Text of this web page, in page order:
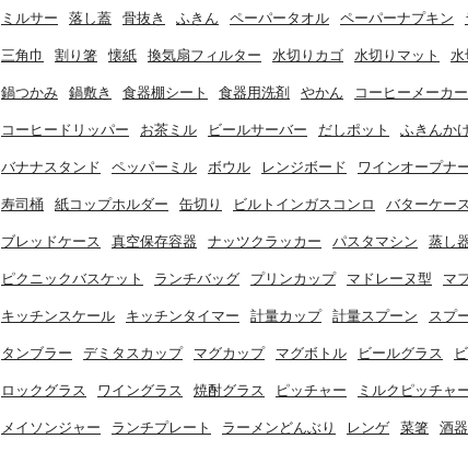
ミルサー 落し蓋 骨抜き ふきん ペーパータオル ペーパーナプキン
三角巾 割り箸 懐紙 換気扇フィルター 水切りカゴ 水切りマット 水
鍋つかみ 鍋敷き 食器棚シート 食器用洗剤 やかん コーヒーメーカー
コーヒードリッパー お茶ミル ビールサーバー だしポット ふきんか
バナナスタンド ペッパーミル ボウル レンジボード ワインオープナ
寿司桶 紙コップホルダー 缶切り ビルトインガスコンロ バターケース
ブレッドケース 真空保存容器 ナッツクラッカー パスタマシン 蒸し
ピクニックバスケット ランチバッグ プリンカップ マドレーヌ型 マ
キッチンスケール キッチンタイマー 計量カップ 計量スプーン スプ
タンブラー デミタスカップ マグカップ マグボトル ビールグラス
ロックグラス ワイングラス 焼酎グラス ピッチャー ミルクピッチャ
メイソンジャー ランチプレート ラーメンどんぶり レンゲ 菜箸 酒器